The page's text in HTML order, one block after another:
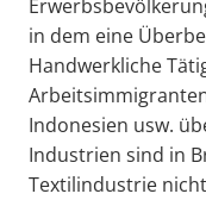
in dem eine
Handwerkliche
Indonesien usw.
Industrien sind in
Textilindustrie